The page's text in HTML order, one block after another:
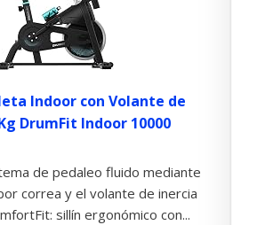
Indoor con Volante de
DrumFit Indoor 10000
de pedaleo fluido mediante
correa y el volante de inercia
sillín ergonómico con...